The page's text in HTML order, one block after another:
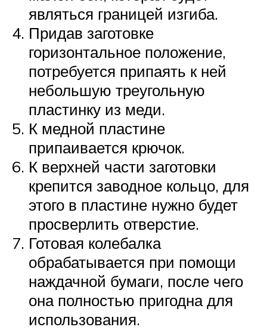
являться границей изгиба.
Придав заготовке
горизонтальное положение,
потребуется припаять к ней
небольшую треугольную
пластинку из меди.
К медной пластине
припаивается крючок.
К верхней части заготовки
крепится заводное кольцо, для
этого в пластине нужно будет
просверлить отверстие.
Готовая колебалка
обрабатывается при помощи
наждачной бумаги, после чего
она полностью пригодна для
использования.